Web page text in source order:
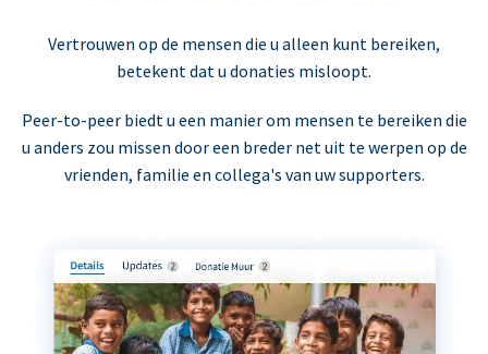
Vertrouwen op de mensen die u alleen kunt bereiken,
betekent dat u donaties misloopt.
Peer-to-peer biedt u een manier om mensen te bereiken die
u anders zou missen door een breder net uit te werpen op de
vrienden, familie en collega's van uw supporters.